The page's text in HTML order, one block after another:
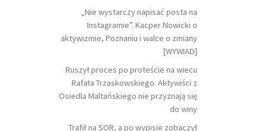
„Nie wystarczy napisać posta na
Instagramie”. Kacper Nowicki o
aktywizmie, Poznaniu i walce o zmiany
[WYWIAD]
Ruszył proces po proteście na wiecu
Rafała Trzaskowskiego. Aktywiści z
Osiedla Maltańskiego nie przyznają się
do winy
Trafił na SOR, a po wypisie zobaczył